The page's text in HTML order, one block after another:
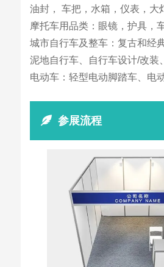
油封， 车把，水箱，仪表，大
摩托车用品类：眼镜，护具，
城市自行车及整车：复古和经
泥地自行车、自行车设计/改装
电动车：轻型电动脚踏车、电
参展流程